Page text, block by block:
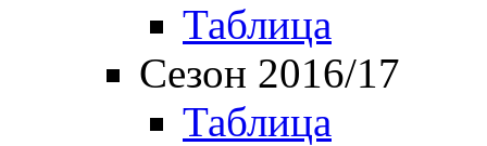
Таблица
Сезон 2016/17
Таблица